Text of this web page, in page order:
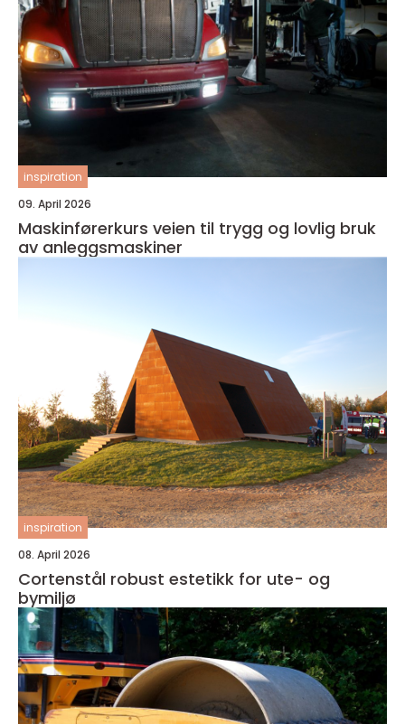
inspiration
09. April 2026
Maskinførerkurs veien til trygg og lovlig bruk
av anleggsmaskiner
inspiration
08. April 2026
Cortenstål robust estetikk for ute- og
bymiljø